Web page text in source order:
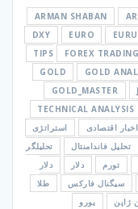
ARMAN SHABAN
DXY
EURO
TIPS
FOREX TRADING
GOLD
GOLD
GOLD_MASTER
TECHNICAL ANALYSIS
اخبار اقتصادی
استراتژی
تحلیل فاندامنتال
تحلیلگر
تورم دلار
دلار
سیگنال فارکس
طلا
ژاپن یورو